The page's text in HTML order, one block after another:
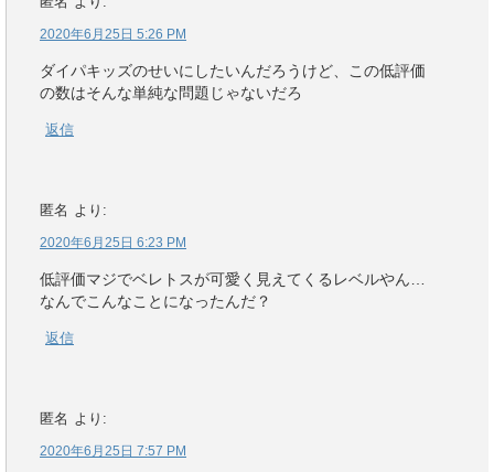
2020年6月25日 5:26 PM
ダイパキッズのせいにしたいんだろうけど、この低評価
の数はそんな単純な問題じゃないだろ
返信
匿名 より:
2020年6月25日 6:23 PM
低評価マジでベレトスが可愛く見えてくるレベルやん…
なんでこんなことになったんだ？
返信
匿名 より:
2020年6月25日 7:57 PM